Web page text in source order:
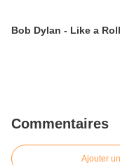
Bob Dylan - Like a
Commentaires
Ajouter